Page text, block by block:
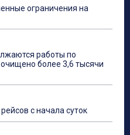
ограничения на
работы по
более 3,6 тысячи
с начала суток